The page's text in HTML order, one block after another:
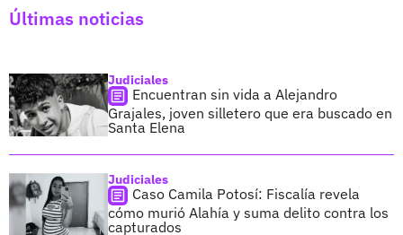
Últimas noticias
Judiciales
Encuentran sin vida a Alejandro
Grajales, joven silletero que era buscado en
Santa Elena
Judiciales
Caso Camila Potosí: Fiscalía revela
cómo murió Alahía y suma delito contra los
capturados